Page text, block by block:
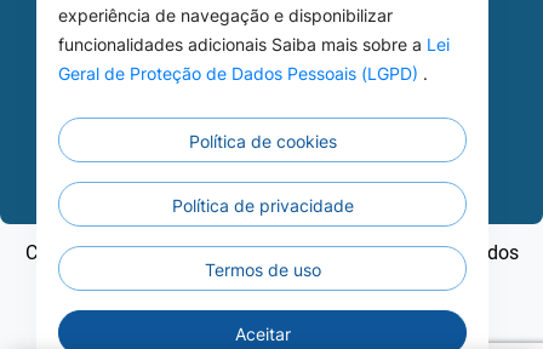
Acesse seu
WEBMAIL
Continuar
Copyright ©2026 - Prefeitura Municipal de Nobres - Todos
os direitos reservados
experiência de navegação e disponibilizar
funcionalidades adicionais Saiba mais sobre a Lei
Geral de Proteção de Dados Pessoais (LGPD) .
Política de cookies
Política de privacidade
Termos de uso
Aceitar